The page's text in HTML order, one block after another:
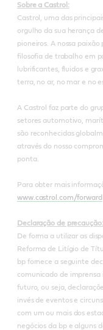
Sobre a Castrol:
Castrol, uma das
orgulho da sua herança
pioneiros. A nossa
filosofia de trabalho em
lubrificantes, fluidos e
terra, no ar, no mar e no
A Castrol faz parte do
setores automotivo,
são reconhecidas
através do nosso
ponta.
Para obter mais
www.castrol.com/forward
Declaração de precaução:
De forma a utilizar as
Reforma de Litígio de
bp fornece a seguinte
comunicado de
futuro, ou seja,
invés de eventos e
com um ou mais dos
negócios da bp e alguns